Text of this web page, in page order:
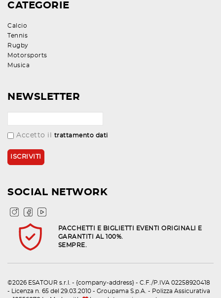
CATEGORIE
Calcio
Tennis
Rugby
Motorsports
Musica
NEWSLETTER
Accetto il trattamento dati
SOCIAL NETWORK
PACCHETTI E BIGLIETTI EVENTI ORIGINALI E
GARANTITI AL 100%.
SEMPRE.
©2026 ESATOUR s.r.l. - {company-address} - C.F./P.IVA 02258920418
- Licenza n. 65 del 29.03.2010 - Groupama S.p.A. - Polizza Assicurativa